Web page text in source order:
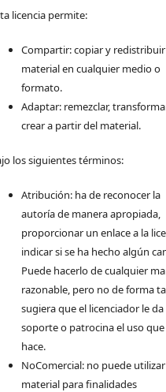
licencia permite:
Compartir: copiar y
material en cualquier medio o
formato.
Adaptar: remezclar,
crear a partir del material.
los siguientes términos:
Atribución: ha de reconocer la
autoría de manera apropiada,
proporcionar un enlace a la
indicar si se ha hecho algún
Puede hacerlo de cualquier
razonable, pero no de forma
sugiera que el licenciador le da
soporte o patrocina el uso que
hace.
NoComercial: no puede
material para finalidades